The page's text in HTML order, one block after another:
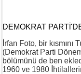
DEMOKRAT
İrfan Foto, bir kısmını
(Demokrat Parti
bölümünü de ben
1960 ve 1980